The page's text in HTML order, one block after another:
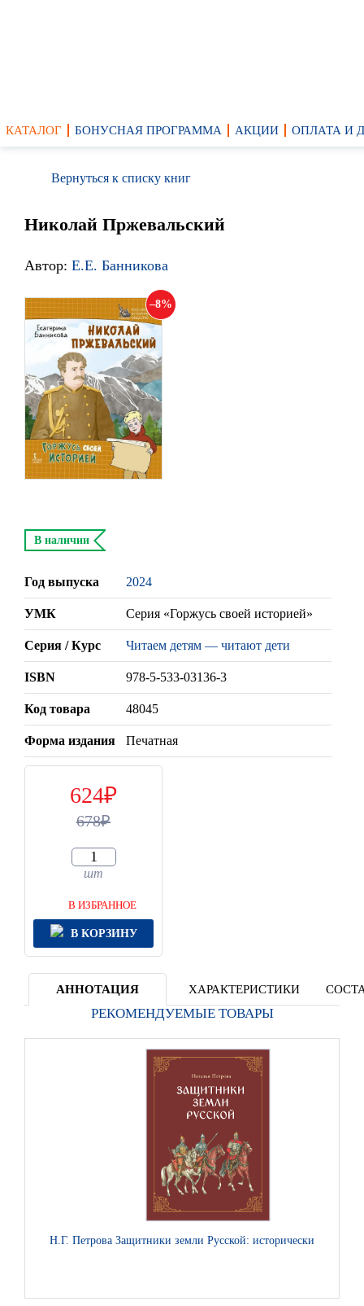
КАТАЛОГ БОНУСНАЯ ПРОГРАММА АКЦИИ ОПЛАТА И
Вернуться к списку книг
Николай Пржевальский
Автор: Е.Е. Банникова
8
В наличии
Год выпуска 2024
УМК Серия «Горжусь своей историей»
Серия / Курс Читаем детям — читают дети
ISBN 978-5-533-03136-3
Код товара 48045
Форма издания Печатная
624
678
шт
В ИЗБРАННОЕ
В КОРЗИНУ
АННОТАЦИЯ ХАРАКТЕРИСТИКИ
РЕКОМЕНДУЕМЫЕ ТОВАРЫ
Н.Г. Петрова Защитники земли Русской: исторические